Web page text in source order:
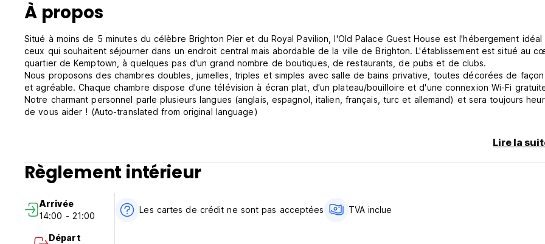
À propos
Situé à moins de 5 minutes du célèbre Brighton Pier et du Royal Pavilion, l'Old Palace Guest House est l'hébergement idéal
ceux qui souhaitent séjourner dans un endroit central mais abordable de la ville de Brighton. L'établissement est situé au
quartier de Kemptown, à quelques pas d'un grand nombre de boutiques, de restaurants, de pubs et de clubs.
Nous proposons des chambres doubles, jumelles, triples et simples avec salle de bains privative, toutes décorées de façon
et agréable. Chaque chambre dispose d'une télévision à écran plat, d'un plateau/bouilloire et d'une connexion Wi-Fi
Notre charmant personnel parle plusieurs langues (anglais, espagnol, italien, français, turc et allemand) et sera toujours
de vous aider ! (Auto-translated from original language)
Lire la
Règlement intérieur
Arrivée
14:00 - 21:00
Départ
Les cartes de crédit ne sont pas acceptées TVA inclue